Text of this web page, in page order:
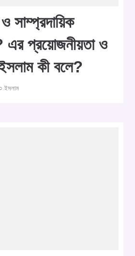
সাম্প্রদায়িক
এর প্রয়োজনীয়তা ও
কী বলে?
ইসলাম